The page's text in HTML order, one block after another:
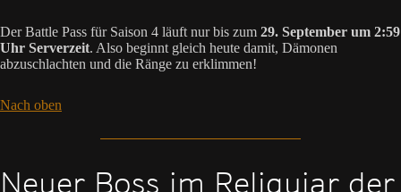
Der Battle Pass für Saison 4 läuft nur bis zum 29. September um 2:59
Uhr Serverzeit. Also beginnt gleich heute damit, Dämonen
abzuschlachten und die Ränge zu erklimmen!
Nach oben
Neuer Boss im Reliquiar der